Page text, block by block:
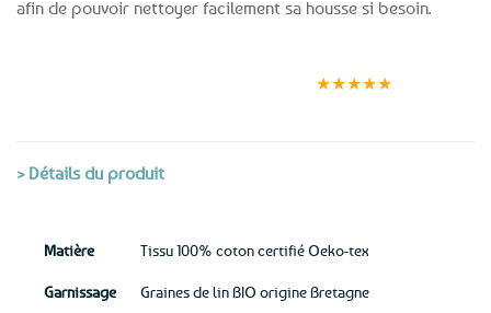
afin de pouvoir nettoyer facilement sa housse si besoin.
★★★★★
> Détails du produit
Matière Tissu 100% coton certifié Oeko-tex
Garnissage Graines de lin BIO origine Bretagne